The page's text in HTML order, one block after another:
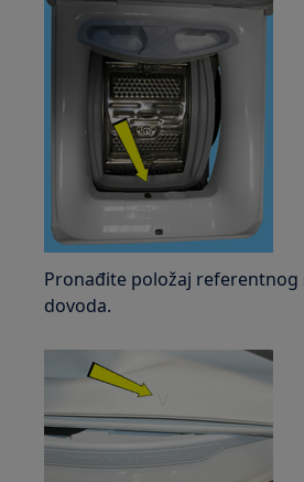
Pronađite položaj referentnog
dovoda.